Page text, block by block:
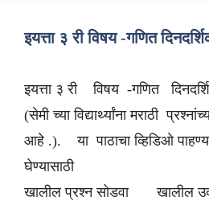
इयत्ता ३ री विषय -गणित
इयत्ता ३ री विषय -गणित
(सेमी च्या विद्यार्थ्यांना मराठी
आहे .). या पाठाचा व्हिडिओ
घेण्यासाठी व्हिडिओ
खालील प्रश्न सोडवा खालील